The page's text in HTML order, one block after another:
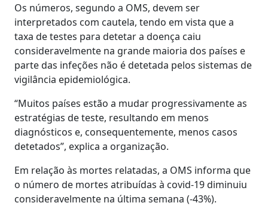
Os números, segundo a OMS, devem ser
interpretados com cautela, tendo em vista que a
taxa de testes para detetar a doença caiu
consideravelmente na grande maioria dos países e
parte das infeções não é detetada pelos sistemas de
vigilância epidemiológica.
“Muitos países estão a mudar progressivamente as
estratégias de teste, resultando em menos
diagnósticos e, consequentemente, menos casos
detetados”, explica a organização.
Em relação às mortes relatadas, a OMS informa que
o número de mortes atribuídas à covid-19 diminuiu
consideravelmente na última semana (-43%).